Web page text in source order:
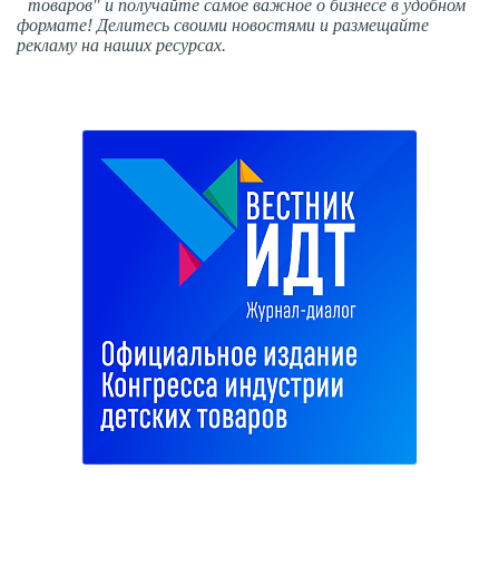
товаров" и получайте самое важное о бизнесе в удобном
формате! Делитесь своими новостями и размещайте
рекламу на наших ресурсах.